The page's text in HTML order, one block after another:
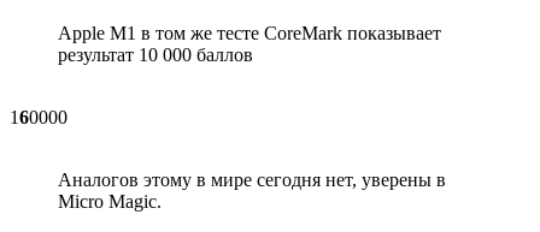
Apple M1 в том же тесте CoreMark показывает
результат 10 000 баллов
160000
Аналогов этому в мире сегодня нет, уверены в
Micro Magic.